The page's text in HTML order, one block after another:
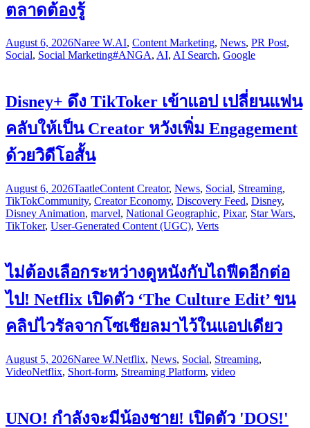
ตลาดต้องรู้
August 6, 2026Naree W.AI, Content Marketing, News, PR Post,
Social, Social Marketing#ANGA, AI, AI Search, Google
Disney+ ดึง TikToker เข้าแอป เปลี่ยนแฟน
คลับให้เป็น Creator หวังเพิ่ม Engagement
ด้วยวิดีโอสั้น
August 6, 2026TaatleContent Creator, News, Social, Streaming,
TikTokCommunity, Creator Economy, Discovery Feed, Disney,
Disney Animation, marvel, National Geographic, Pixar, Star Wars,
TikToker, User-Generated Content (UGC), Verts
ไม่ต้องเลือกระหว่างดูหนังกับไถฟีดอีกต่อ
ไป! Netflix เปิดตัว ‘The Culture Edit’ ขน
คลิปไวรัลจากโซเชียลมาไว้ในแอปเดียว
August 5, 2026Naree W.Netflix, News, Social, Streaming,
VideoNetflix, Short-form, Streaming Platform, video
UNO! กำลังจะมีน้องชาย! เปิดตัว 'DOS!'